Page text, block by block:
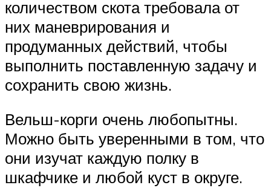
количеством скота требовала от
них маневрирования и
продуманных действий, чтобы
выполнить поставленную задачу и
сохранить свою жизнь.
Вельш-корги очень любопытны.
Можно быть уверенными в том, что
они изучат каждую полку в
шкафчике и любой куст в округе.